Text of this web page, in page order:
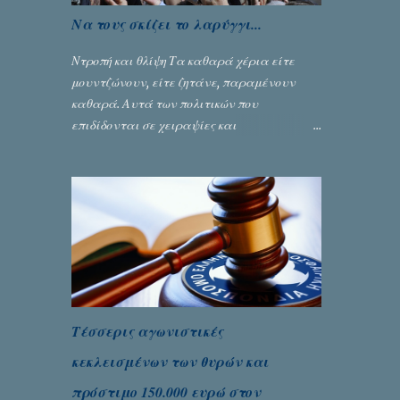
Να τους σκίζει το λαρύγγι...
Ντροπή και θλίψη Τα καθαρά χέρια είτε
μουντζώνουν, είτε ζητάνε, παραμένουν
καθαρά. Αυτά των πολιτικών που
επιδίδονται σε χειραψίες και
Σταύρος Αλευρογιάννης
Τέσσερις αγωνιστικές
κεκλεισμένων των θυρών και
πρόστιμο 150.000 ευρώ στον